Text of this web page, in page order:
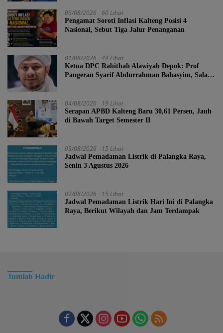
06/08/2026 60 Lihat
Pengamat Soroti Inflasi Kalteng Posisi 4
Nasional, Sebut Tiga Jalur Penanganan
01/08/2026 44 Lihat
Ketua DPC Rabithah Alawiyah Depok: Prof
Pangeran Syarif Abdurrahman Bahasyim, Salah
04/08/2026 19 Lihat
Serapan APBD Kalteng Baru 30,61 Persen, Jauh
di Bawah Target Semester II
03/08/2026 15 Lihat
Jadwal Pemadaman Listrik di Palangka Raya,
Senin 3 Agustus 2026
02/08/2026 15 Lihat
Jadwal Pemadaman Listrik Hari Ini di Palangka
Raya, Berikut Wilayah dan Jam Terdampak
Jumlah Hadir